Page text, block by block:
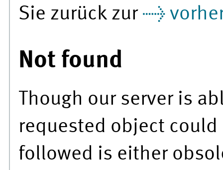
Sie zurück zur
Not found
Though our server is
requested object
followed is either